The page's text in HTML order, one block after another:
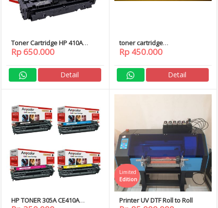
Toner Cartridge HP 410A
CF410A CF411A CF412A
CF413A
Rp 650.000
Detail
toner cartridge
ricoh/gestetner
mp2500/mp2580
Rp 450.000
Detail
HP TONER 305A CE410A
Printer UV DTF Roll to Roll
Limited
Edition